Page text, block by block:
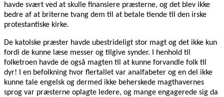
havde svært ved at skulle finansiere præsterne, og det blev ikke
bedre af at briterne tvang dem til at betale tiende til den irske
protestantiske kirke.
De katolske præster havde ubestrideligt stor magt og det ikke kun
fordi de kunne læse messer og tilgive synder. I henhold til
folketroen havde de også magten til at kunne forvandle folk til
dyr! I en befolkning hvor flertallet var analfabeter og en del ikke
kunne tale engelsk og dermed ikke beherskede magthavernes
sprog var præsterne oplagte ledere, og mange engagerede sig da